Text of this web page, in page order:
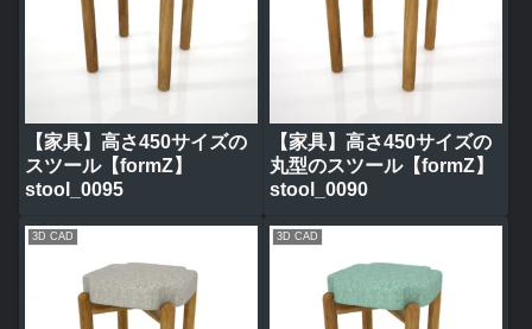
【家具】高さ450サイズの
スツール【formZ】
stool_0095
【家具】高さ450サイズの
丸型のスツール【formZ】
stool_0090
3D CAD 3D CAD